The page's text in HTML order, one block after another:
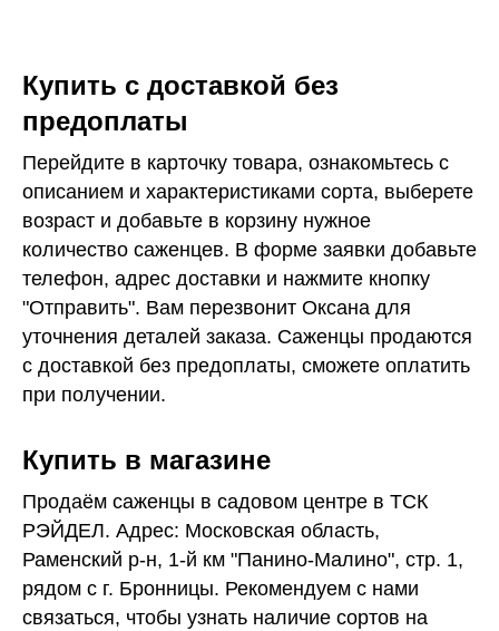
Купить с доставкой без
предоплаты
Перейдите в карточку товара, ознакомьтесь с
описанием и характеристиками сорта, выберете
возраст и добавьте в корзину нужное
количество саженцев. В форме заявки добавьте
телефон, адрес доставки и нажмите кнопку
"Отправить". Вам перезвонит Оксана для
уточнения деталей заказа. Саженцы продаются
с доставкой без предоплаты, сможете оплатить
при получении.
Купить в магазине
Продаём саженцы в садовом центре в ТСК
РЭЙДЕЛ. Адрес: Московская область,
Раменский р-н, 1-й км "Панино-Малино", стр. 1,
рядом с г. Бронницы. Рекомендуем с нами
связаться, чтобы узнать наличие сортов на